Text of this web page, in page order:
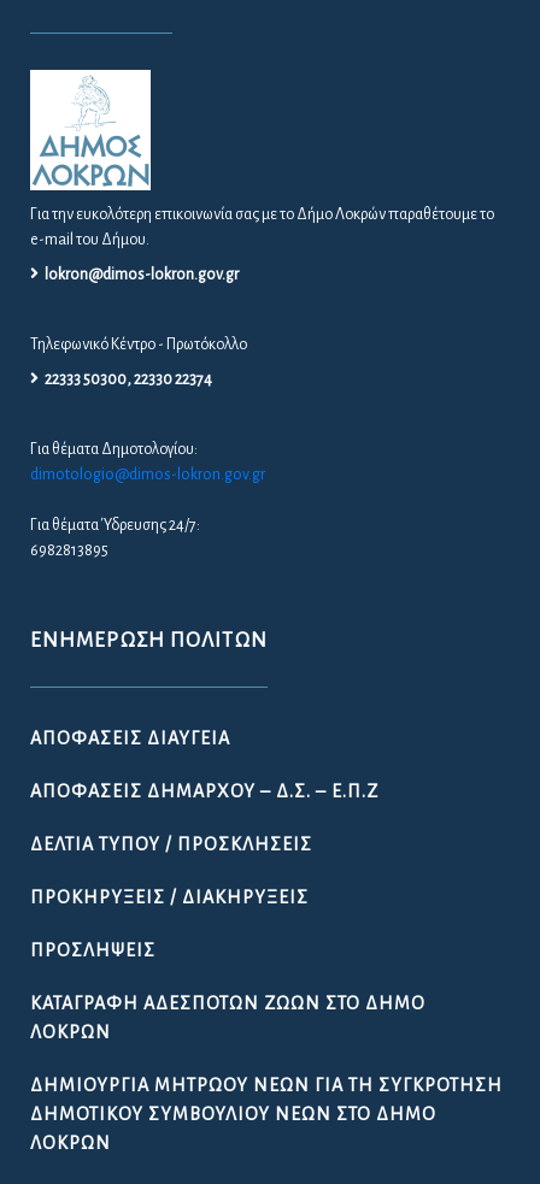
Για την ευκολότερη επικοινωνία σας με το Δήμο Λοκρών παραθέτουμε το
e-mail του Δήμου.
lokron@dimos-lokron.gov.gr
Τηλεφωνικό Κέντρο - Πρωτόκολλο
22333 50300, 22330 22374
Για θέματα Δημοτολογίου:
dimotologio@dimos-lokron.gov.gr
Για θέματα Ύδρευσης 24/7:
6982813895
ΕΝΗΜΈΡΩΣΗ ΠΟΛΙΤΏΝ
ΑΠΟΦΆΣΕΙΣ ΔΙΑΎΓΕΙΑ
ΑΠΟΦΆΣΕΙΣ ΔΗΜΆΡΧΟΥ – Δ.Σ. – Ε.Π.Ζ
ΔΕΛΤΊΑ ΤΎΠΟΥ / ΠΡΟΣΚΛΉΣΕΙΣ
ΠΡΟΚΗΡΎΞΕΙΣ / ΔΙΑΚΗΡΎΞΕΙΣ
ΠΡΟΣΛΉΨΕΙΣ
ΚΑΤΑΓΡΑΦΉ ΑΔΈΣΠΟΤΩΝ ΖΏΩΝ ΣΤΟ ΔΉΜΟ
ΛΟΚΡΏΝ
ΔΗΜΙΟΥΡΓΊΑ ΜΗΤΡΏΟΥ ΝΈΩΝ ΓΙΑ ΤΗ ΣΥΓΚΡΌΤΗΣΗ
ΔΗΜΟΤΙΚΟΎ ΣΥΜΒΟΥΛΊΟΥ ΝΈΩΝ ΣΤΟ ΔΉΜΟ
ΛΟΚΡΏΝ